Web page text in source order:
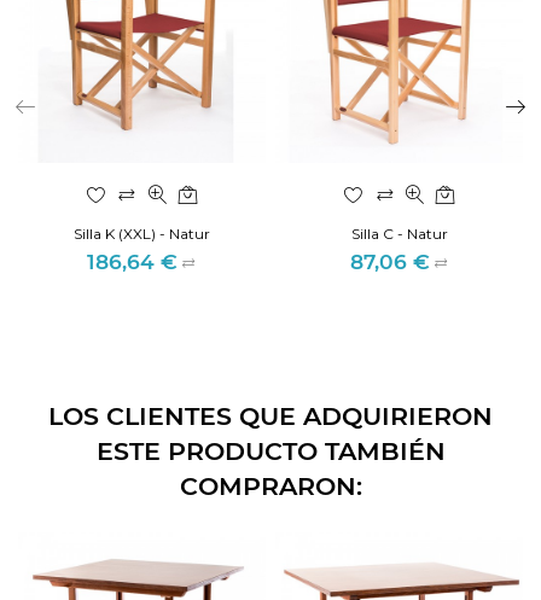
Silla K (XXL) - Natur
Precio
186,64 €
Silla C - Natur
Precio
87,06 €
LOS CLIENTES QUE ADQUIRIERON
ESTE PRODUCTO TAMBIÉN
COMPRARON: